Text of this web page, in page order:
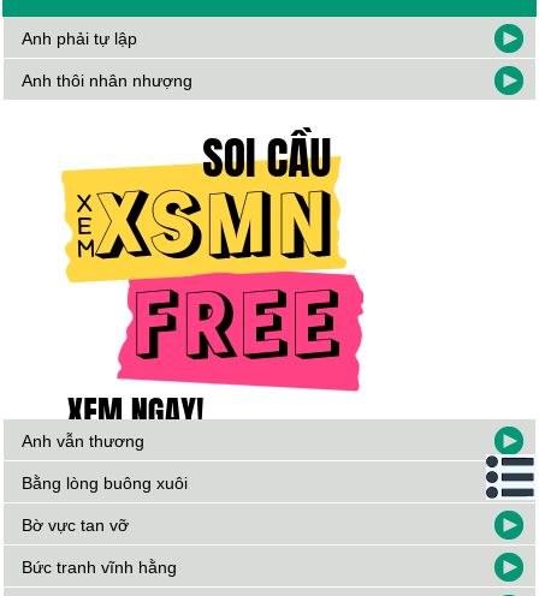
Anh phải tự lập
Anh thôi nhân nhượng
Anh vẫn thương
Bằng lòng buông xuôi
Bờ vực tan vỡ
Bức tranh vĩnh hằng